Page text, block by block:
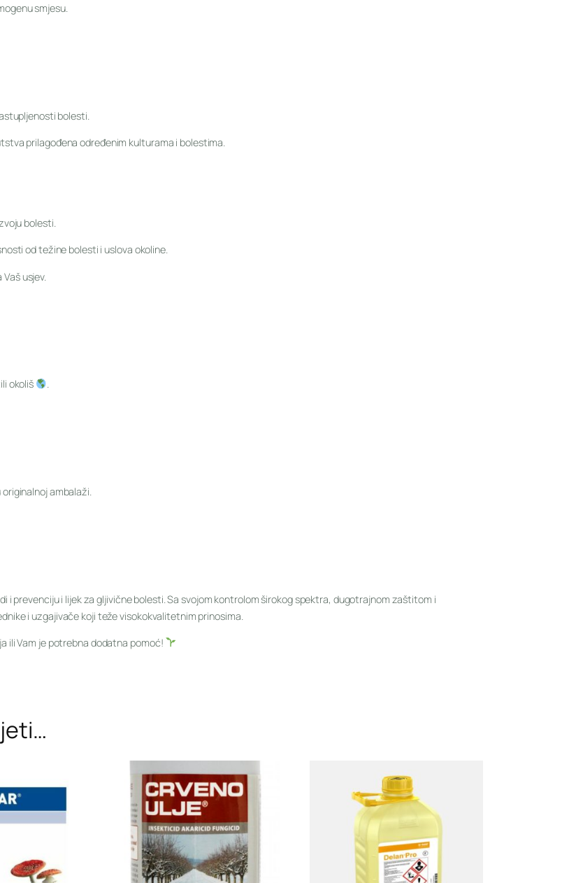
smjesu.
bolesti.
prilagođena određenim kulturama i bolestima.
bolesti.
od težine bolesti i uslova okoline.
usjev.
okoliš .
ambalaži.
i prevenciju i lijek za gljivične bolesti. Sa svojom kontrolom širokog spektra, dugotrajnom zaštitom i
i uzgajivače koji teže visokokvalitetnim prinosima.
ili Vam je potrebna dodatna pomoć!